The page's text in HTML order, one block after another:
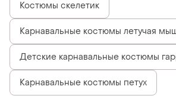
Костюмы скелетик
Карнавальные костюмы летучая
Детские карнавальные костюмы
Карнавальные костюмы петух